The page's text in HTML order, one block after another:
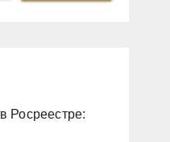
Росреестре: